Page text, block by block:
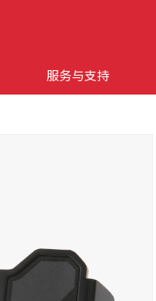
服务与支持